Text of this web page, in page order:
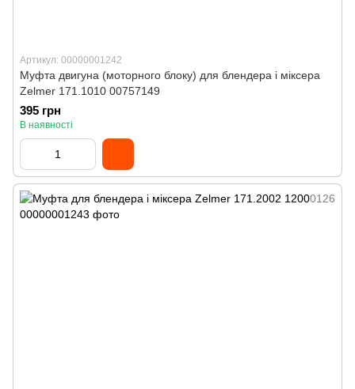
Артикул: 00000001242
Муфта двигуна (моторного блоку) для блендера і міксера
Zelmer 171.1010 00757149
395 грн
В наявності